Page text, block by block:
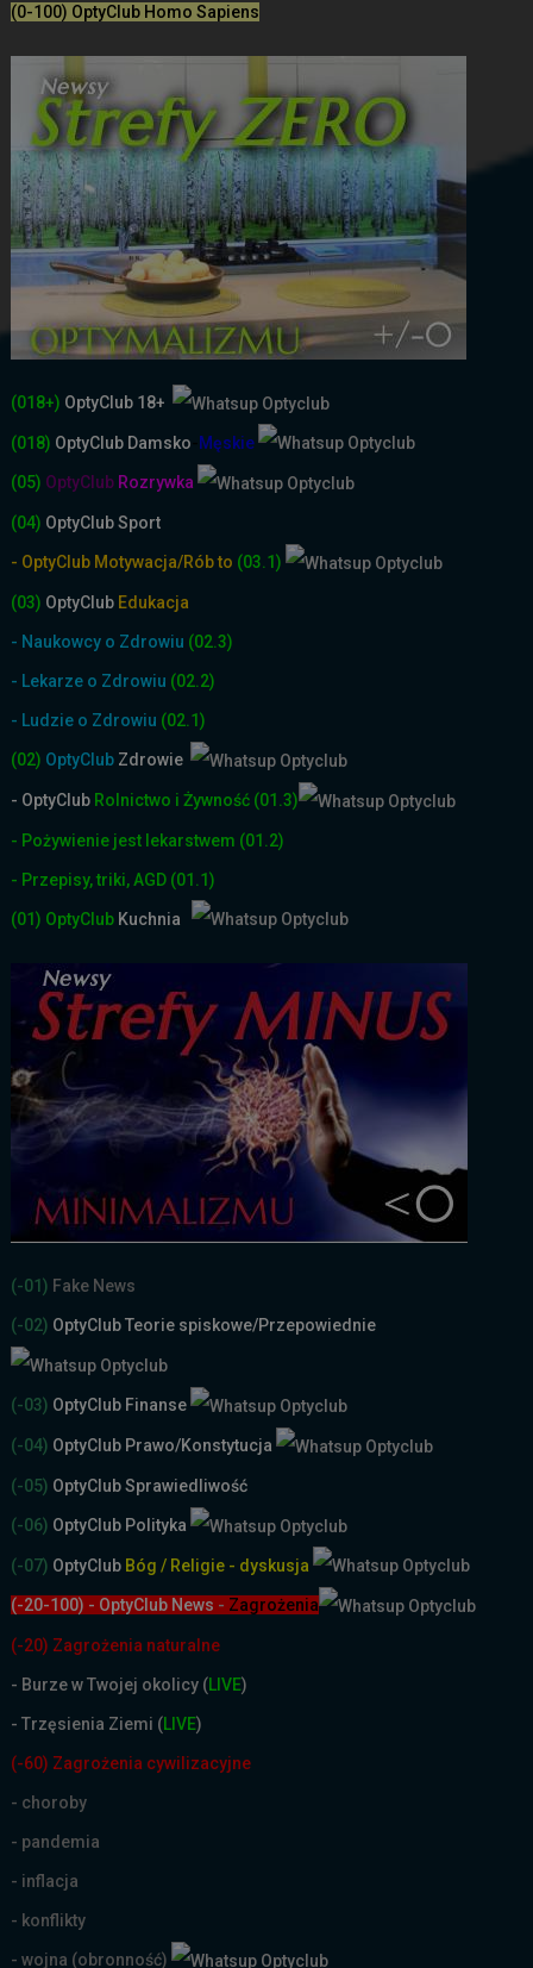
(0-100) OptyClub Homo Sapiens
(018+) OptyClub 18+
(018) OptyClub Damsko Męskie
(05) OptyClub Rozrywka
(04) OptyClub Sport
- OptyClub Motywacja/Rób to (03.1)
(03) OptyClub Edukacja
- Naukowcy o Zdrowiu (02.3)
- Lekarze o Zdrowiu (02.2)
- Ludzie o Zdrowiu (02.1)
(02) OptyClub Zdrowie
- OptyClub Rolnictwo i Żywność (01.3)
- Pożywienie jest lekarstwem (01.2)
- Przepisy, triki, AGD (01.1)
(01) OptyClub Kuchnia
(-01) Fake News
(-02) OptyClub Teorie spiskowe/Przepowiednie
(-03) OptyClub Finanse
(-04) OptyClub Prawo/Konstytucja
(-05) OptyClub Sprawiedliwość
(-06) OptyClub Polityka
(-07) OptyClub Bóg / Religie - dyskusja
(-20-100) - OptyClub News - Zagrożenia
(-20) Zagrożenia naturalne
- Burze w Twojej okolicy (LIVE)
- Trzęsienia Ziemi (LIVE)
(-60) Zagrożenia cywilizacyjne
- choroby
- pandemia
- inflacja
- konflikty
- wojna (obronność)